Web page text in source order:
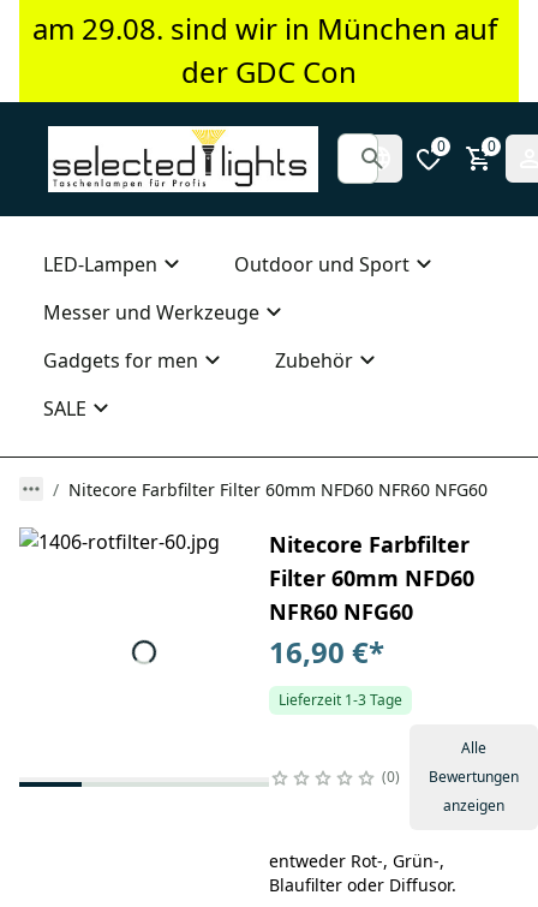
am 29.08. sind wir in München auf
der GDC Con
0 0
LED-Lampen
Outdoor und Sport
Messer und Werkzeuge
Gadgets for men
Zubehör
SALE
Nitecore Farbfilter Filter 60mm NFD60 NFR60 NFG60
Nitecore Farbfilter
Filter 60mm NFD60
NFR60 NFG60
16,90 €*
Lieferzeit 1-3 Tage
0
Alle
Bewertungen
anzeigen
entweder Rot-, Grün-,
Blaufilter oder Diffusor.